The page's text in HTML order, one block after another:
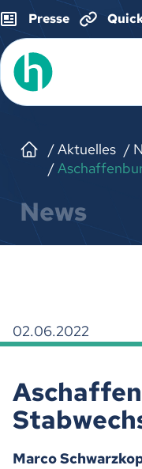
Presse
Aktuelles
News
02.06.2022
Marco